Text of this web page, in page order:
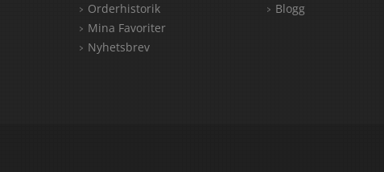
Blogg
Orderhistorik
Mina Favoriter
Nyhetsbrev